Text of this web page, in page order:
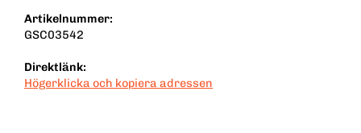
Artikelnummer:
GSC03542
Direktlänk:
Högerklicka och kopiera adressen